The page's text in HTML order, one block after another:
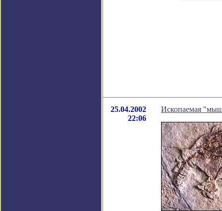
25.04.2002
22:06
Ископаемая